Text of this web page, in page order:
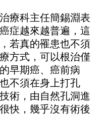
療科主任簡錫淵表
症越來越普遍，這
若真的罹患也不須
方式，可以根治僅
早期癌、癌前病
不須在身上打孔
術，由自然孔洞進
快，幾乎沒有術後